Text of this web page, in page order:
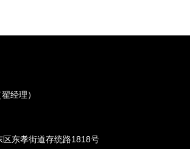
经理）
区东孝街道存统路1818号